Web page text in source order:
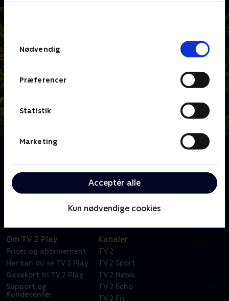
Nødvendig
Præferencer
Statistik
Marketing
Acceptér alle
Kun nødvendige cookies
Frank Hvam og Casper Christensen, som spiller
overdrevne versioner af sig selv.
Om TV 2 Play
Priser og abonnement
Her kan du se TV 2 Play
Gavekort til TV 2 Play
Support og
Kundecenter
Kanaler
TV 2
TV 2 Sport
TV 2 News
TV 2 Echo
TV 2 Fri